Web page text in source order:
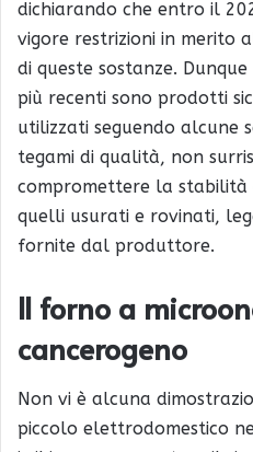
dichiarando che entro il
vigore restrizioni in merito
di queste sostanze.
più recenti sono prodotti
utilizzati seguendo alcune
tegami di qualità, non
compromettere la stabilità
quelli usurati e rovinati,
fornite dal produttore.
Il forno a
cancerogeno
Non vi è alcuna
piccolo elettrodomestico